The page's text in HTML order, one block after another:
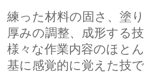
練った材料の固さ、塗
厚みの調整、成形する
様々な作業内容のほと
基に感覚的に覚えた技